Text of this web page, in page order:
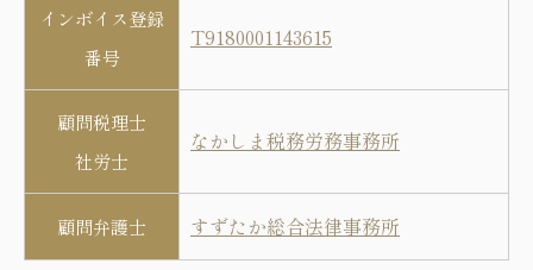
インボイス登録
番号
T9180001143615
顧問税理士
社労士
なかしま税務労務事務所
顧問弁護士 すずたか総合法律事務所